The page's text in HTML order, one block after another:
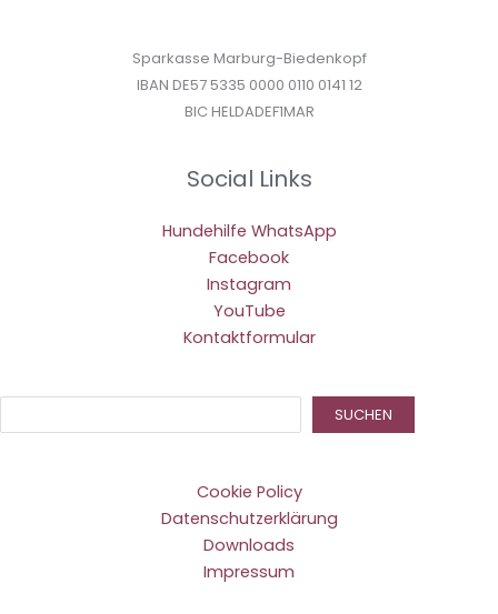
Sparkasse Marburg-Biedenkopf
IBAN DE57 5335 0000 0110 0141 12
BIC HELDADEF1MAR
Social Links
Hundehilfe WhatsApp
Facebook
Instagram
YouTube
Kontaktformular
SUCHEN
Cookie Policy
Datenschutzerklärung
Downloads
Impressum